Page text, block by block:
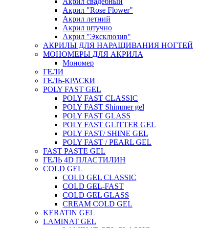
Акрил "Rose Flower"
Акрил летний
Акрил штучно
Акрил "Эксклюзив"
АКРИЛЫ ДЛЯ НАРАЩИВАНИЯ НОГТЕЙ
МОНОМЕРЫ ДЛЯ АКРИЛА
Мономер
ГЕЛИ
ГЕЛЬ-КРАСКИ
POLY FAST GEL
POLY FAST CLASSIC
POLY FAST Shimmer gel
POLY FAST GLASS
POLY FAST GLITTER GEL
POLY FAST/ SHINE GEL
POLY FAST / PEARL GEL
FAST PASTE GEL
ГЕЛЬ 4D ПЛАСТИЛИН
COLD GEL
COLD GEL CLASSIC
COLD GEL-FAST
COLD GEL GLASS
CREAM COLD GEL
KERATIN GEL
LAMINAT GEL